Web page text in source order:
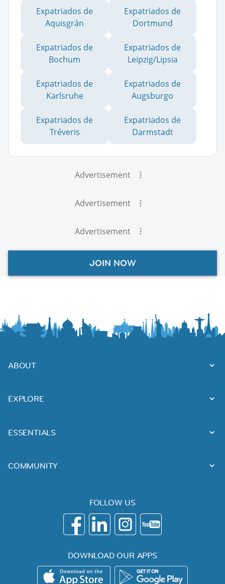
Expatriados de
Aquisgrán
Expatriados de
Dortmund
Expatriados de
Bochum
Expatriados de
Leipzig/Lipsia
Expatriados de
Karlsruhe
Expatriados de
Augsburgo
Expatriados de
Tréveris
Expatriados de
Darmstadt
Advertisement
Advertisement
Advertisement
JOIN NOW
ABOUT
EXPLORE
ESSENTIALS
COMMUNITY
FOLLOW US
DOWNLOAD OUR APPS